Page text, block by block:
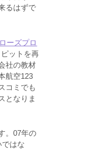
るはずで
ーズプロ
ットを再
社の教材
航空123
コミでも
となりま
。07年の
はな